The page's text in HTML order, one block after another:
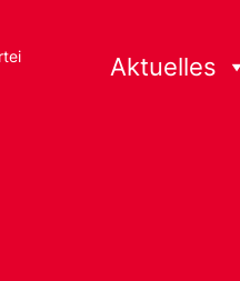
Aktuelles